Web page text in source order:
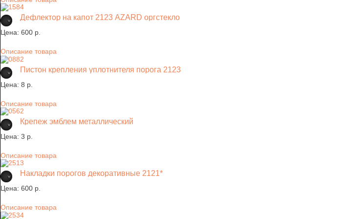
Дефлектор на капот 2123 AZARD оргстекло
Цена: 600 p.
Описание товара
Пистон крепления уплотнителя порога 2123
Цена: 8 p.
Описание товара
Крепеж эмблем металлический
Цена: 3 p.
Описание товара
Накладки порогов декоративные 2121*
Цена: 600 p.
Описание товара